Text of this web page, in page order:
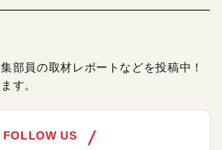
部員の取材レポートなどを投稿中！
す。
FOLLOW US